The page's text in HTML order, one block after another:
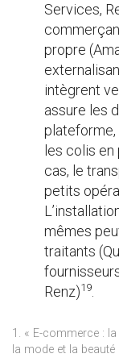
Services,
propre
intègrent
assure les
plateforme,
les colis
cas, le
petits
mêmes
traitants
Renz)19
1. « E-commerce :
la mode et la